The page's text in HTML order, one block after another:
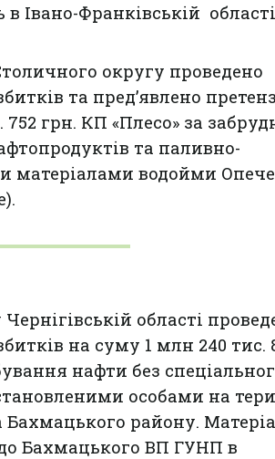
в Івано-Франківській
округу проведено
та пред’явлено
752 грн. КП «Плесо» за
та паливно-
матеріалами водойми
області
на суму 1 млн 240 тис.
нафти без
особами на
Бахмацького району.
Бахмацького ВП ГУНП в